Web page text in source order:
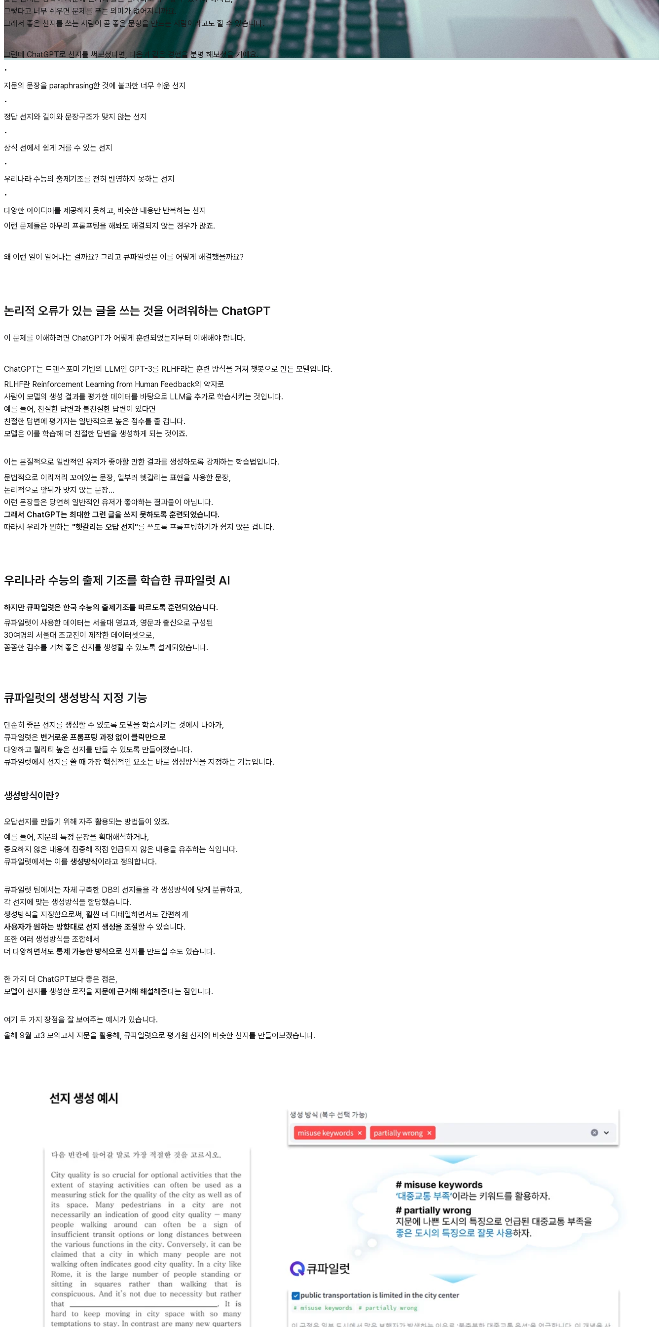
그렇다고 너무 쉬우면 문제를 푸는 의미가 없어지니까요.
그래서 좋은 선지를 쓰는 사람이 곧 좋은 문항을 만드는 사람이라고도 할 수 있습니다.
그런데 ChatGPT로 선지를 써보셨다면, 다음과 같은 경험을 분명 해보셨을 거에요.
•
지문의 문장을 paraphrasing한 것에 불과한 너무 쉬운 선지
•
정답 선지와 길이와 문장구조가 맞지 않는 선지
•
상식 선에서 쉽게 거를 수 있는 선지
•
우리나라 수능의 출제기조를 전혀 반영하지 못하는 선지
•
다양한 아이디어를 제공하지 못하고, 비슷한 내용만 반복하는 선지
이런 문제들은 아무리 프롬프팅을 해봐도 해결되지 않는 경우가 많죠.
왜 이런 일이 일어나는 걸까요? 그리고 큐파일럿은 이를 어떻게 해결했을까요?
논리적 오류가 있는 글을 쓰는 것을 어려워하는 ChatGPT
이 문제를 이해하려면 ChatGPT가 어떻게 훈련되었는지부터 이해해야 합니다.
ChatGPT는 트랜스포머 기반의 LLM인 GPT-3를 RLHF라는 훈련 방식을 거쳐 챗봇으로 만든 모델입니다.
RLHF란 Reinforcement Learning from Human Feedback의 약자로
사람이 모델의 생성 결과를 평가한 데이터를 바탕으로 LLM을 추가로 학습시키는 것입니다.
예를 들어, 친절한 답변과 불친절한 답변이 있다면
친절한 답변에 평가자는 일반적으로 높은 점수를 줄 겁니다.
모델은 이를 학습해 더 친절한 답변을 생성하게 되는 것이죠.
이는 본질적으로 일반적인 유저가 좋아할 만한 결과를 생성하도록 강제하는 학습법입니다.
문법적으로 이리저리 꼬여있는 문장, 일부러 헷갈리는 표현을 사용한 문장,
논리적으로 앞뒤가 맞지 않는 문장…
이런 문장들은 당연히 일반적인 유저가 좋아하는 결과물이 아닙니다.
그래서 ChatGPT는 최대한 그런 글을 쓰지 못하도록 훈련되었습니다.
따라서 우리가 원하는 "헷갈리는 오답 선지"를 쓰도록 프롬프팅하기가 쉽지 않은 겁니다.
우리나라 수능의 출제 기조를 학습한 큐파일럿 AI
하지만 큐파일럿은 한국 수능의 출제기조를 따르도록 훈련되었습니다.
큐파일럿이 사용한 데이터는 서울대 영교과, 영문과 출신으로 구성된
30여명의 서울대 조교진이 제작한 데이터셋으로,
꼼꼼한 검수를 거쳐 좋은 선지를 생성할 수 있도록 설계되었습니다.
큐파일럿의 생성방식 지정 기능
단순히 좋은 선지를 생성할 수 있도록 모델을 학습시키는 것에서 나아가,
큐파일럿은 번거로운 프롬프팅 과정 없이 클릭만으로
다양하고 퀄리티 높은 선지를 만들 수 있도록 만들어졌습니다.
큐파일럿에서 선지를 쓸 때 가장 핵심적인 요소는 바로 생성방식을 지정하는 기능입니다.
생성방식이란?
오답선지를 만들기 위해 자주 활용되는 방법들이 있죠.
예를 들어, 지문의 특정 문장을 확대해석하거나,
중요하지 않은 내용에 집중해 직접 언급되지 않은 내용을 유추하는 식입니다.
큐파일럿에서는 이를 생성방식이라고 정의합니다.
큐파일럿 팀에서는 자체 구축한 DB의 선지들을 각 생성방식에 맞게 분류하고,
각 선지에 맞는 생성방식을 할당했습니다.
생성방식을 지정함으로써, 훨씬 더 디테일하면서도 간편하게
사용자가 원하는 방향대로 선지 생성을 조절할 수 있습니다.
또한 여러 생성방식을 조합해서
더 다양하면서도 통제 가능한 방식으로 선지를 만드실 수도 있습니다.
한 가지 더 ChatGPT보다 좋은 점은,
모델이 선지를 생성한 로직을 지문에 근거해 해설해준다는 점입니다.
여기 두 가지 장점을 잘 보여주는 예시가 있습니다.
올해 9월 고3 모의고사 지문을 활용해, 큐파일럿으로 평가원 선지와 비슷한 선지를 만들어보겠습니다.